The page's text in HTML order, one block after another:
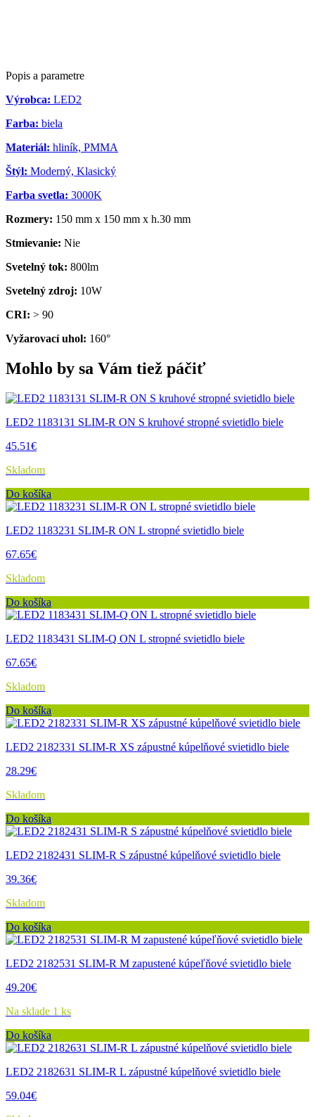
Popis a parametre
Výrobca: LED2
Farba: biela
Materiál: hliník, PMMA
Štýl: Moderný, Klasický
Farba svetla: 3000K
Rozmery: 150 mm x 150 mm x h.30 mm
Stmievanie: Nie
Svetelný tok: 800lm
Svetelný zdroj: 10W
CRI: > 90
Vyžarovací uhol: 160°
Mohlo by sa Vám tiež páčiť
LED2 1183131 SLIM-R ON S kruhové stropné svietidlo biele
45.51€
Skladom
Do košíka
LED2 1183231 SLIM-R ON L stropné svietidlo biele
67.65€
Skladom
Do košíka
LED2 1183431 SLIM-Q ON L stropné svietidlo biele
67.65€
Skladom
Do košíka
LED2 2182331 SLIM-R XS zápustné kúpelňové svietidlo biele
28.29€
Skladom
Do košíka
LED2 2182431 SLIM-R S zápustné kúpelňové svietidlo biele
39.36€
Skladom
Do košíka
LED2 2182531 SLIM-R M zapustené kúpeľňové svietidlo biele
49.20€
Na sklade 1 ks
Do košíka
LED2 2182631 SLIM-R L zápustné kúpelňové svietidlo biele
59.04€